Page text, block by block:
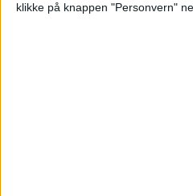
klikke på knappen "Personvern"